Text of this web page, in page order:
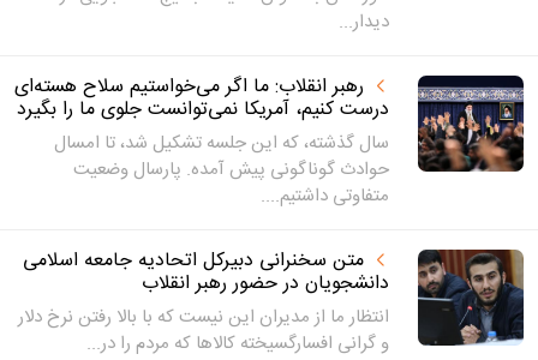
دیدار...
رهبر انقلاب: ما اگر می‌خواستیم سلاح هسته‌ای
درست کنیم، آمریکا نمی‌توانست جلوی ما را بگیرد
سال گذشته، که این جلسه تشکیل شد، تا امسال
حوادث گوناگونی پیش آمده. پارسال وضعیت
متفاوتی داشتیم....
متن سخنرانی دبیرکل اتحادیه جامعه اسلامی
دانشجویان در حضور رهبر انقلاب
انتظار ما از مدیران این نیست که با بالا رفتن نرخ دلار
و گرانی افسارگسیخته کالاها که مردم را در...